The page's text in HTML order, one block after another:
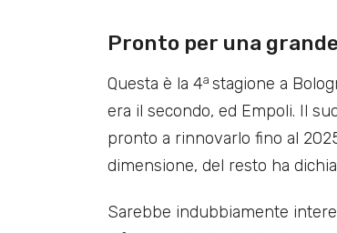
Pronto per una
Questa è la 4a stagione a
era il secondo, ed Empoli. Il
pronto a rinnovarlo fino al
dimensione, del resto ha
Sarebbe indubbiamente